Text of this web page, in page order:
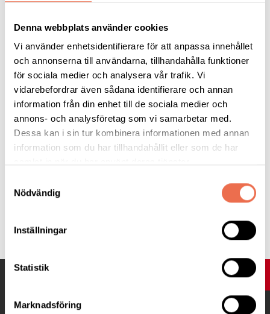
Denna webbplats använder cookies
Vi använder enhetsidentifierare för att anpassa innehållet
och annonserna till användarna, tillhandahålla funktioner
för sociala medier och analysera vår trafik. Vi
vidarebefordrar även sådana identifierare och annan
information från din enhet till de sociala medier och
annons- och analysföretag som vi samarbetar med.
Dessa kan i sin tur kombinera informationen med annan
information som du har tillhandahållit eller som de har
Nödvändig
Inställningar
Statistik
Marknadsföring
Cerebral pares (CP)
Diagnosstöd
Gå med i Neuroförbundet
UPP